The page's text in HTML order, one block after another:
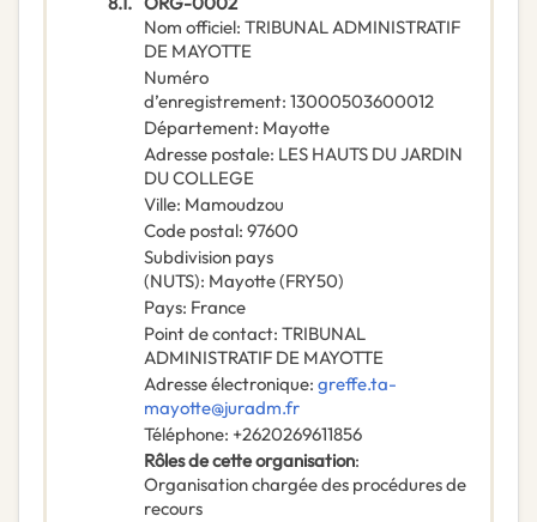
Nom officiel: TRIBUNAL ADMINISTRATIF
DE MAYOTTE
Numéro
d’enregistrement: 13000503600012
Département: Mayotte
Adresse postale: LES HAUTS DU JARDIN
DU COLLEGE
Ville: Mamoudzou
Code postal: 97600
Subdivision pays
(NUTS): Mayotte(FRY50)
Pays: France
Point de contact: TRIBUNAL
ADMINISTRATIF DE MAYOTTE
Adresse électronique: greffe.ta-
mayotte@juradm.fr
Téléphone: +2620269611856
Rôles de cette organisation:
Organisation chargée des procédures de
recours